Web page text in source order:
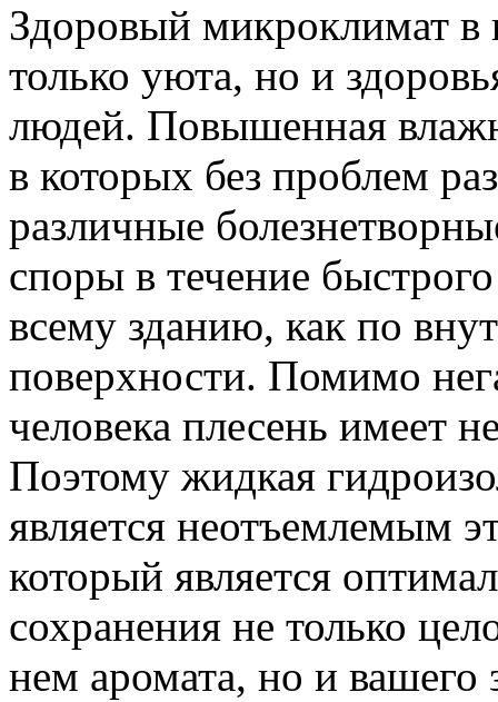
Здоровый микроклимат в
только уюта, но и
людей. Повышенная
в которых без проблем
различные
споры в течение
всему зданию, как по
поверхности. Помимо
человека плесень имеет
Поэтому жидкая
является неотъемлемым
который является
сохранения не только
нем аромата, но и вашего